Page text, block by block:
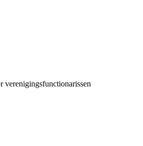
verenigingsfunctionarissen